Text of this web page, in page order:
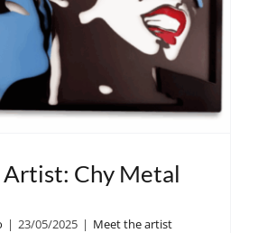
Chy Metal
| 23/05/2025 | Meet the artist